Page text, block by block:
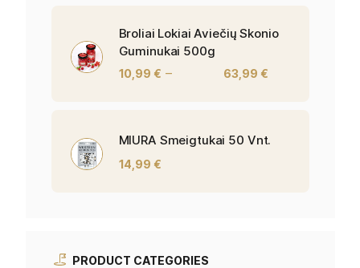
Broliai Lokiai Aviečių Skonio
Guminukai 500g
10,99 € – 63,99 €
MIURA Smeigtukai 50 Vnt.
14,99 €
PRODUCT CATEGORIES